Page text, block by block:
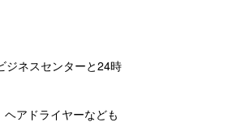
ジネスセンターと24時
アドライヤーなども